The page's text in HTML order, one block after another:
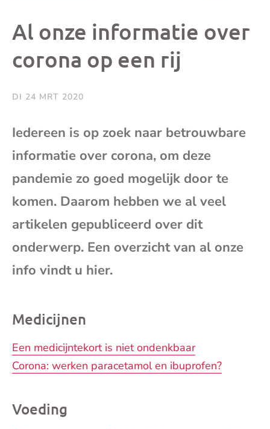
bericht
Al onze informatie over
corona op een rij
DI 24 MRT 2020
Iedereen is op zoek naar betrouwbare
informatie over corona, om deze
pandemie zo goed mogelijk door te
komen. Daarom hebben we al veel
artikelen gepubliceerd over dit
onderwerp. Een overzicht van al onze
info vindt u hier.
Medicijnen
Een medicijntekort is niet ondenkbaar
Corona: werken paracetamol en ibuprofen?
Voeding